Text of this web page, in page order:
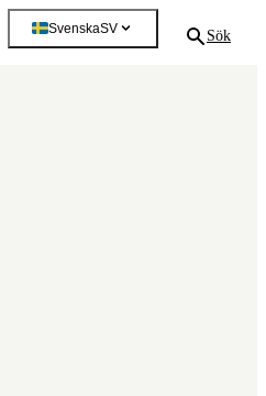
SvenskaSV Sök